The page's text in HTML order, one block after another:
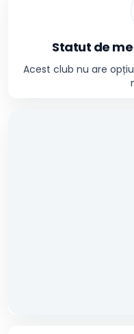
Statut de
Acest club nu are